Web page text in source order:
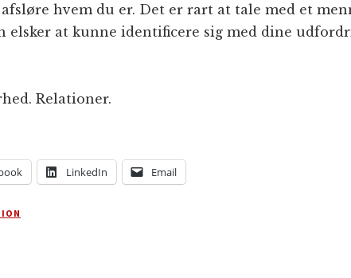
hvem du er. Det er rart at tale med et
elsker at kunne identificere sig med dine
Relationer.
LinkedIn Email